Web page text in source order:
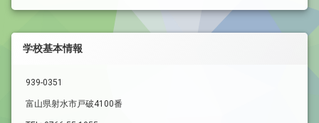
学校基本情報
939-0351
富山県射水市戸破4100番